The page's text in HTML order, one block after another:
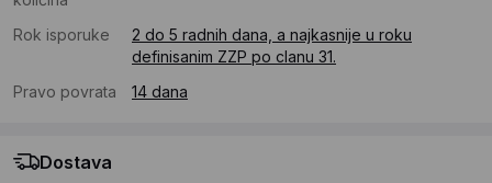
Rok isporuke
2 do 5 radnih dana, a najkasnije u roku
definisanim ZZP po clanu 31.
Pravo povrata
14 dana
Dostava